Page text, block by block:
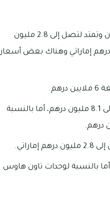
يمكنك تملك فيلا مكونة من غرفتين في مجمع ياس ايكرز بأسعار تبدأ من 2.3 مليون وتمتد لتصل إلى 2.8 مليون
لأسعار تملك الفلل الثلاث غرف فإنها تبدأ من 3 ملايين درهم إماراتي وهناك بعض أسعار
يمكنك تملك فيلا مكونة من خمسة غرف بأسعار تبدأ من 7.6 مليون وتمتد لتصل إلى 8.1 مليون درهم، أما بالنسبة
تبلغ 4 ملايين درهم إماراتي، أما بالنسبة لوحدات تاون هاوس